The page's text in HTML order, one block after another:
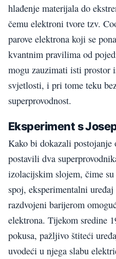
hlađenje materijala do
čemu elektroni tvore tzv.
parove elektrona koji se
kvantnim pravilima od
mogu zauzimati isti prostor
svjetlosti, i pri tome teku
superprovodnost.
Eksperiment s
Kako bi dokazali
postavili dva
izolacijskim slojem, čime
spoj, eksperimentalni
razdvojeni barijerom
elektrona. Tijekom sredine
pokusa, pažljivo štiteći
uvodeći u njega slabu